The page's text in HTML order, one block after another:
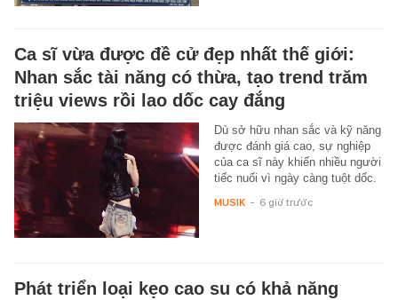
Ca sĩ vừa được đề cử đẹp nhất thế giới:
Nhan sắc tài năng có thừa, tạo trend trăm
triệu views rồi lao dốc cay đắng
Dù sở hữu nhan sắc và kỹ năng
được đánh giá cao, sự nghiệp
của ca sĩ này khiến nhiều người
tiếc nuối vì ngày càng tuột dốc.
MUSIK - 6 giờ trước
Phát triển loại kẹo cao su có khả năng